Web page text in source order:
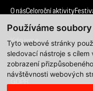
Používáme
Tyto webové stránky
sledovací nástroje s
zobrazení
návštěvnosti webových
O násCeloroční aktivity
Kdo jsme
Partnerství
Programové sekce